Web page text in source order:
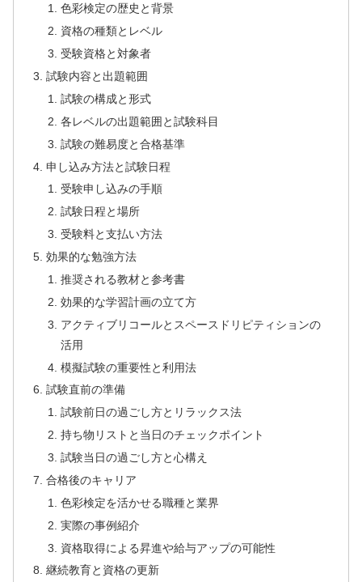
色彩検定の歴史と背景
資格の種類とレベル
受験資格と対象者
試験内容と出題範囲
試験の構成と形式
各レベルの出題範囲と試験科目
試験の難易度と合格基準
申し込み方法と試験日程
受験申し込みの手順
試験日程と場所
受験料と支払い方法
効果的な勉強方法
推奨される教材と参考書
効果的な学習計画の立て方
アクティブリコールとスペースドリピティションの
活用
模擬試験の重要性と利用法
試験直前の準備
試験前日の過ごし方とリラックス法
持ち物リストと当日のチェックポイント
試験当日の過ごし方と心構え
合格後のキャリア
色彩検定を活かせる職種と業界
実際の事例紹介
資格取得による昇進や給与アップの可能性
継続教育と資格の更新